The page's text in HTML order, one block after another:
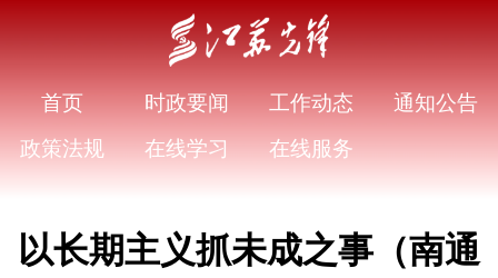
首页 时政要闻 工作动态
通知公告
政策法规
在线学习 在线服务
以长期主义抓未成之事（南通